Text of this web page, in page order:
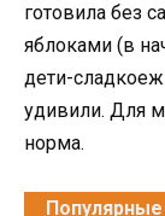
готовила без
яблоками (в
дети-
удивили. Для
норма.